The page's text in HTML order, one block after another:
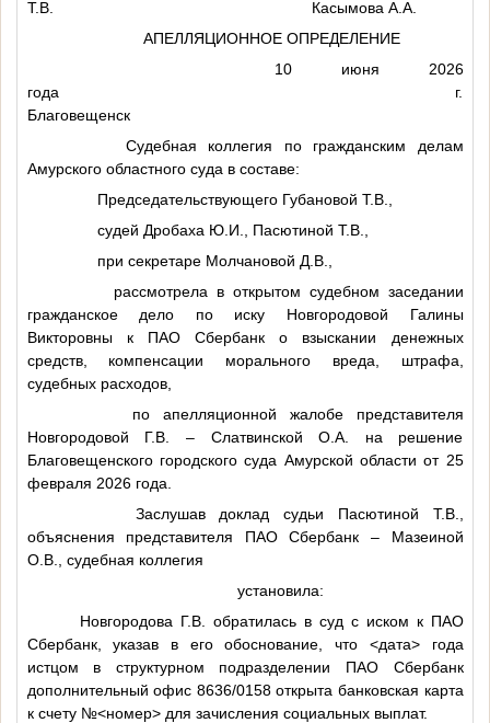
Т.В. Касымова А.А.
АПЕЛЛЯЦИОННОЕ ОПРЕДЕЛЕНИЕ
10 июня 2026
года г.
Благовещенск
Судебная коллегия по гражданским делам
Амурского областного суда в составе:
Председательствующего Губановой Т.В.,
судей Дробаха Ю.И., Пасютиной Т.В.,
при секретаре Молчановой Д.В.,
рассмотрела в открытом судебном заседании
гражданское дело по иску Новгородовой Галины
Викторовны к ПАО Сбербанк о взыскании денежных
средств, компенсации морального вреда, штрафа,
судебных расходов,
по апелляционной жалобе представителя
Новгородовой Г.В. – Слатвинской О.А. на решение
Благовещенского городского суда Амурской области от 25
февраля 2026 года.
Заслушав доклад судьи Пасютиной Т.В.,
объяснения представителя ПАО Сбербанк – Мазеиной
О.В., судебная коллегия
установила:
Новгородова Г.В. обратилась в суд с иском к ПАО
Сбербанк, указав в его обоснование, что <дата>года
истцом в структурном подразделении ПАО Сбербанк
дополнительный офис 8636/0158 открыта банковская карта
к счету №<номер>для зачисления социальных выплат.